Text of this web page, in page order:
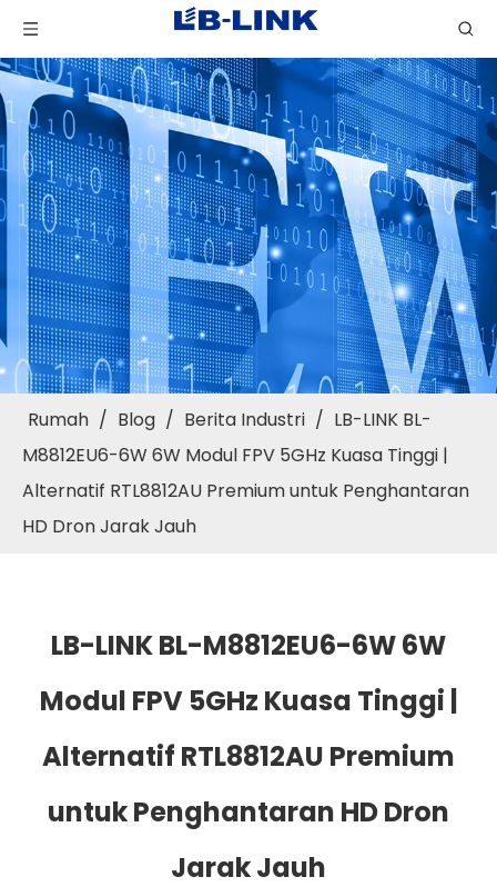
Rumah / Blog / Berita Industri / LB-LINK BL-
M8812EU6-6W 6W Modul FPV 5GHz Kuasa Tinggi |
Alternatif RTL8812AU Premium untuk Penghantaran
HD Dron Jarak Jauh
LB-LINK BL-M8812EU6-6W 6W
Modul FPV 5GHz Kuasa Tinggi |
Alternatif RTL8812AU Premium
untuk Penghantaran HD Dron
Jarak Jauh